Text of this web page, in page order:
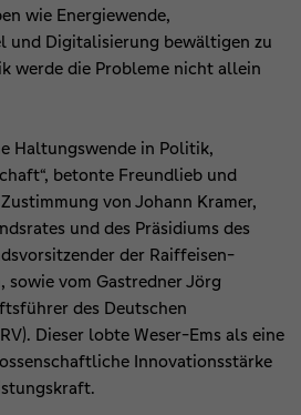
wie Energiewende,
und Digitalisierung bewältigen zu
werde die Probleme nicht allein
Haltungswende in Politik,
betonte Freundlieb und
von Johann Kramer,
und des Präsidiums des
der Raiffeisen-
sowie vom Gastredner Jörg
des Deutschen
Dieser lobte Weser-Ems als eine
Innovationsstärke